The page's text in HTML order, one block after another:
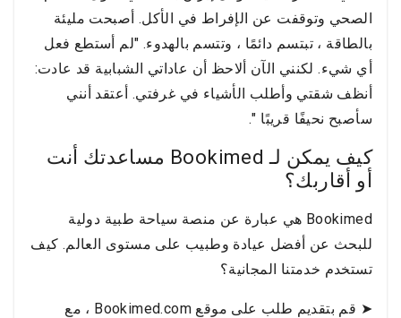
الصحي وتوقفت عن الإفراط في الأكل. أصبحت مليئة
بالطاقة ، تبتسم دائمًا ، وتتسم بالهدوء. "لم أستطع فعل
أي شيء. لكنني الآن ألاحظ أن عاداتي الشبابية قد عادت:
أنظف شقتي وأطلب الأشياء في غرفتي. أعتقد أنني
سأصبح نحيفًا قريبًا ".
كيف يمكن لـ Bookimed مساعدتك أنت
أو أقاربك؟
Bookimed هي عبارة عن منصة سياحة طبية دولية
للبحث عن أفضل عيادة وطبيب على مستوى العالم. كيف
تستخدم خدمتنا المجانية؟
➤ قم بتقديم طلب على موقع Bookimed.com ، مع